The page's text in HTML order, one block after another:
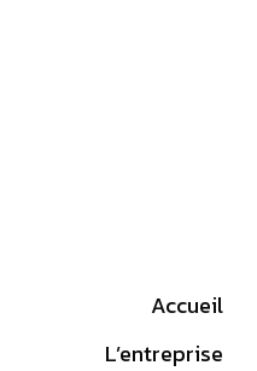
Accueil
L’entreprise